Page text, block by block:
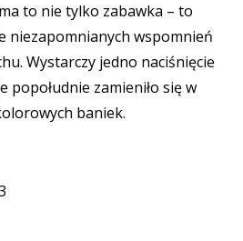
to nie tylko zabawka – to
niezapomnianych wspomnień
Wystarczy jedno naciśnięcie
popołudnie zamieniło się w
baniek.